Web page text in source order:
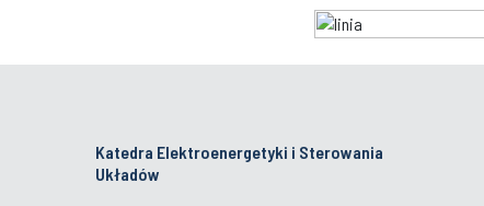
Katedra Elektroenergetyki i Sterowania
Układów